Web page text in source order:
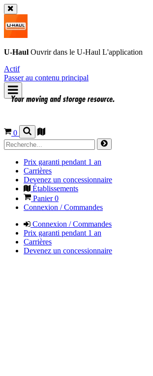
U-Haul Ouvrir dans le U-Haul L'application
Actif
Passer au contenu principal
0
Prix garanti pendant 1 an
Carrières
Devenez un concessionnaire
Établissements
Panier0
Connexion / Commandes
Connexion / Commandes
Prix garanti pendant 1 an
Carrières
Devenez un concessionnaire